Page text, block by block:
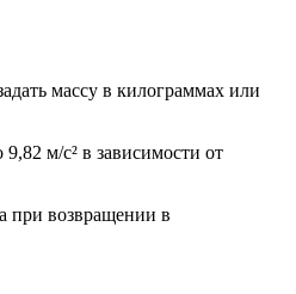
массу в килограммах или
9,82 м/с² в зависимости от
при возвращении в